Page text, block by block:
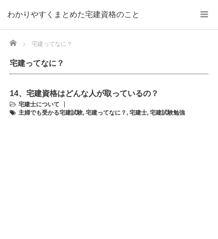
わかりやすくまとめた宅建資格のこと
Home 宅建ってなに？
宅建ってなに？
14、宅建資格はどんな人が取っているの？
宅建士について
主婦でも受かる宅建試験, 宅建ってなに？, 宅建士, 宅建試験勉強